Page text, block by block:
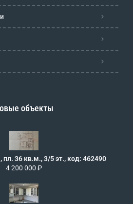
объекты
пл. 36 кв.м., 3/5 эт., код: 462490
4 200 000 ₽